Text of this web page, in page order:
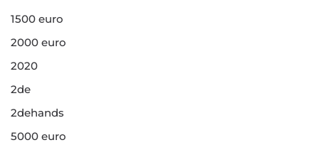
1500 euro
2000 euro
2020
2de
2dehands
5000 euro